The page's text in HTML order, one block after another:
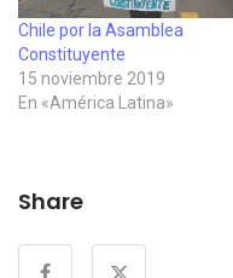
Chile por la Asamblea
Constituyente
15 noviembre 2019
En «América Latina»
Share